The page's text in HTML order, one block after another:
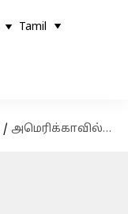
Tamil
/ அமெரிக்காவில் உள்ளூர் பணியமர்த்தலுக்கு முன்னுரிமை; புதிய எச்-1பி பணியமர்த்தலை நிறுத்தியது டிசிஎஸ்